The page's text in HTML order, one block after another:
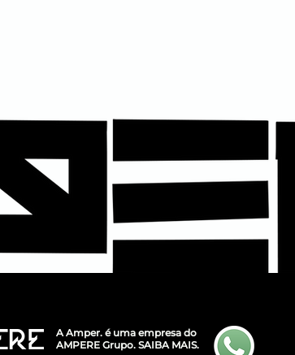
A Amper. é uma empresa do
AMPERE Grupo. SAIBA MAIS.